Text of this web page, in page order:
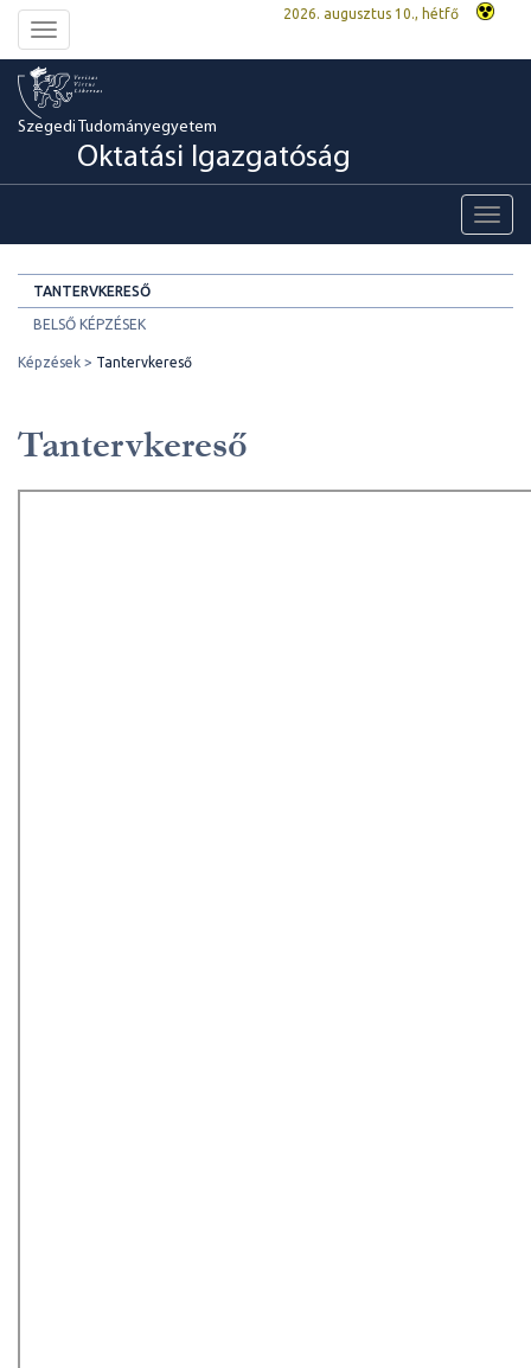
Toggle
navigation
2026. augusztus 10., hétfő
Szegedi Tudományegyetem
Oktatási Igazgatóság
TANTERVKERESŐ
BELSŐ KÉPZÉSEK
Képzések Tantervkereső
Tantervkereső